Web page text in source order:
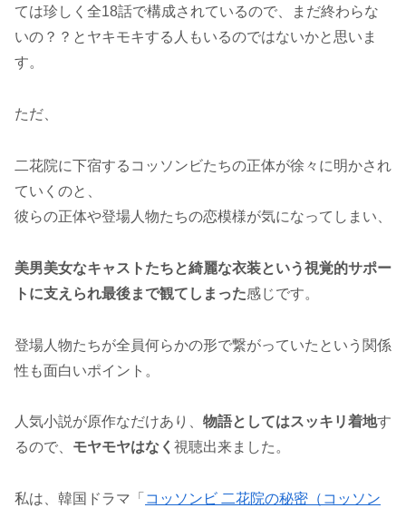
ては珍しく全18話で構成されているので、まだ終わらな
いの？？とヤキモキする人もいるのではないかと思いま
す。
ただ、
二花院に下宿するコッソンビたちの正体が徐々に明かされ
ていくのと、
彼らの正体や登場人物たちの恋模様が気になってしまい、
美男美女なキャストたちと綺麗な衣装という視覚的サポー
トに支えられ最後まで観てしまった感じです。
登場人物たちが全員何らかの形で繋がっていたという関係
性も面白いポイント。
人気小説が原作なだけあり、 物語としてはスッキリ着地す
るので、 モヤモヤはなく 視聴出来ました。
私は、韓国ドラマ「 コッソンビ 二花院の秘密（コッソン